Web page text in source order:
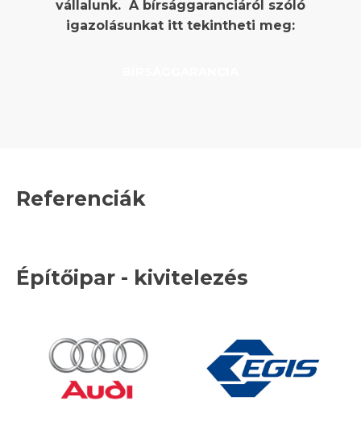
vállalunk. A bírsággaranciáról szóló
igazolásunkat itt tekintheti meg:
Referenciák
Építőipar - kivitelezés